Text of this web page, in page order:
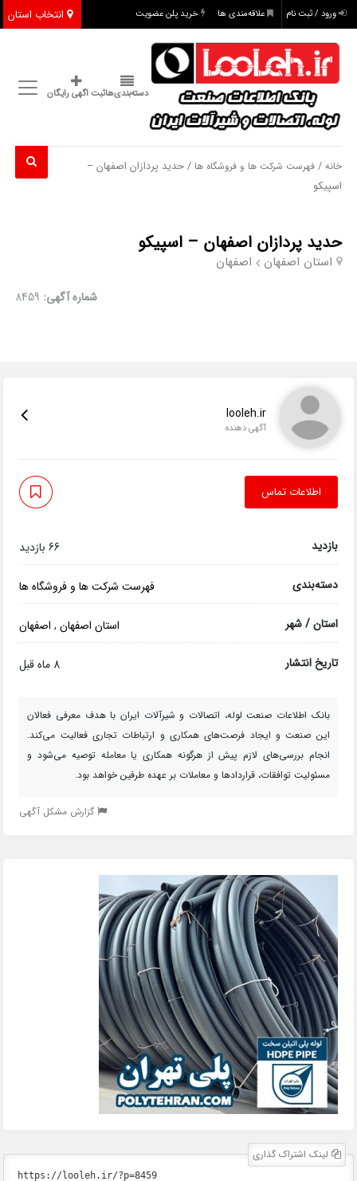
انتخاب استان ورود / ثبت نام علاقه‌مندی ها خرید پلن عضویت
دسته‌بندی‌هاثبت اگهی رایگان
خانه /فهرست شرکت ها و فروشگاه ها / حدید پردازان اصفهان –
اسپیکو
حدید پردازان اصفهان – اسپیکو
استان اصفهان اصفهان
شماره آگهی: 8459
looleh.ir
آگهی دهنده
اطلاعات تماس
بازدید 66 بازدید
دسته‌بندی فهرست شرکت ها و فروشگاه ها
استان / شهر استان اصفهان, اصفهان
تاریخ انتشار 8 ماه قبل
بانک اطلاعات صنعت لوله، اتصالات و شیرآلات ایران با هدف معرفی فعالان
این صنعت و ایجاد فرصت‌های همکاری و ارتباطات تجاری فعالیت می‌کند.
انجام بررسی‌های لازم پیش از هرگونه همکاری یا معامله توصیه می‌شود و
مسئولیت توافقات، قراردادها و معاملات بر عهده طرفین خواهد بود.
گزارش مشکل آگهی
لینک اشتراک گذاری